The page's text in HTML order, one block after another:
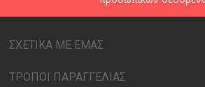
ΣΧΕΤΙΚΑ ΜΕ ΕΜΑΣ
ΤΡΟΠΟΙ ΠΑΡΑΓΓΕΛΙΑΣ